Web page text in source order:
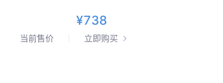
¥738
当前售价 立即购买